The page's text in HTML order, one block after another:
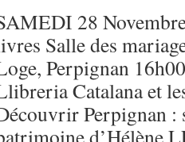
28
Salle des
Perpignan
Catalana et
Perpignan :
d’Hélène